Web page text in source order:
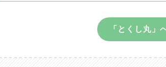
「とくし丸」